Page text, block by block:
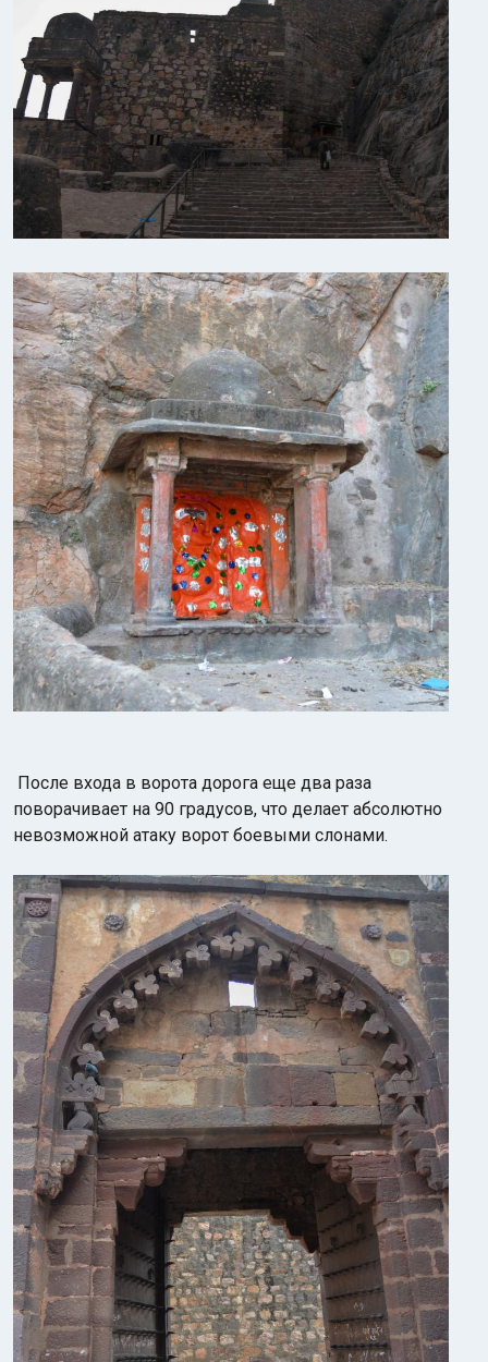
После входа в ворота дорога еще два раза
поворачивает на 90 градусов, что делает абсолютно
невозможной атаку ворот боевыми слонами.